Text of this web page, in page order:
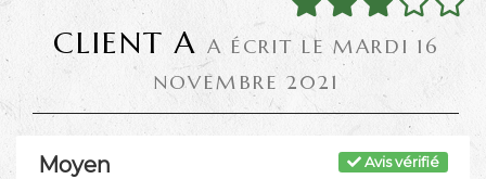
CLIENT A A ÉCRIT LE MARDI 16
NOVEMBRE 2021
Avis vérifié
Moyen